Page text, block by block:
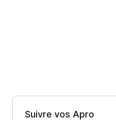
Suivre vos Apro